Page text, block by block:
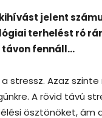
jelent
terhelést ró
távon fennáll…
Azaz szinte
A rövid távú
ösztönöket, ám